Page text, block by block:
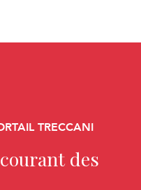
TRECCANI
des